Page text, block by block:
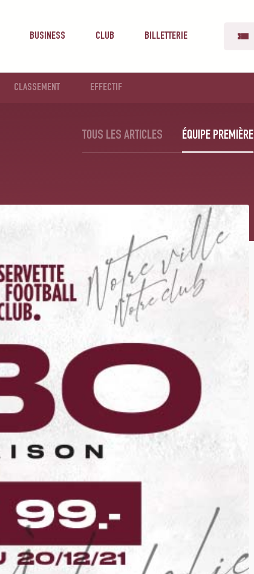
BUSINESS CLUB BILLETTERIE
CLASSEMENT EFFECTIF
TOUS LES ARTICLES ÉQUIPE PREMIÈRE